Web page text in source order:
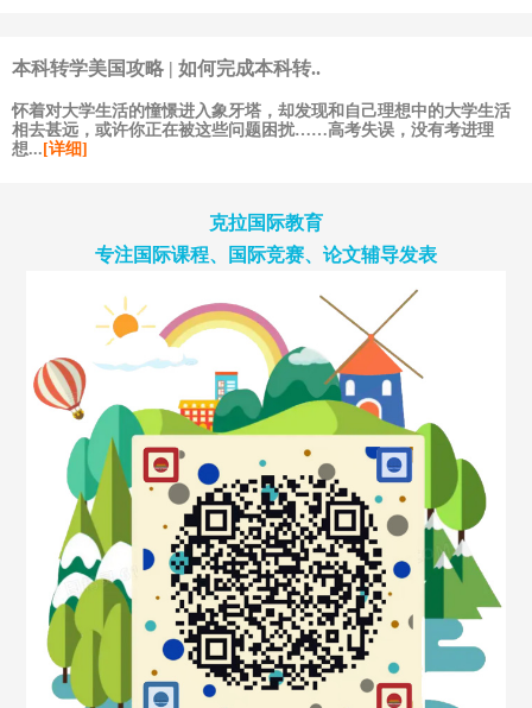
本科转学美国攻略 | 如何完成本科转..
怀着对大学生活的憧憬进入象牙塔，却发现和自己理想中的大学生活
相去甚远，或许你正在被这些问题困扰……高考失误，没有考进理
想... [详细]
克拉国际教育
专注国际课程、国际竞赛、论文辅导发表